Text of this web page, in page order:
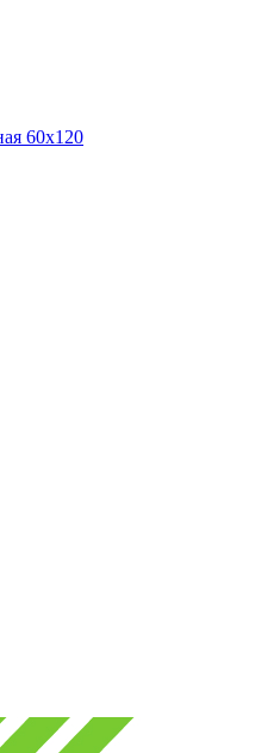
60х120